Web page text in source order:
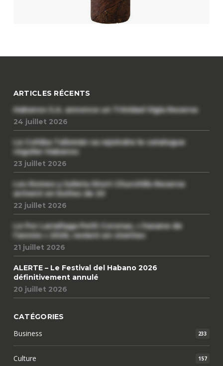
ARTICLES RÉCENTS
Habanos S.A. annonce un Trinidad Vigia Reserva
24 juillet 2026
Le Cohiba Talismán va rejoindre le catalogue
régulier Habanos
23 juillet 2026
Les Romeo y Julieta Short Churchills Reserva
arrivent en boîtes de 20
22 juillet 2026
Le Por Larrañaga Petit Coronas, « havane de
l’année » 2026, revient en civettes
21 juillet 2026
ALERTE – Le Festival del Habano 2026
définitivement annulé
20 juillet 2026
CATÉGORIES
Business 233
Culture 157